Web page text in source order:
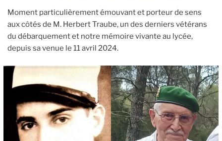
Moment particulièrement émouvant et porteur de sens
aux côtés de M. Herbert Traube, un des derniers vétérans
du débarquement et notre mémoire vivante au lycée,
depuis sa venue le 11 avril 2024.